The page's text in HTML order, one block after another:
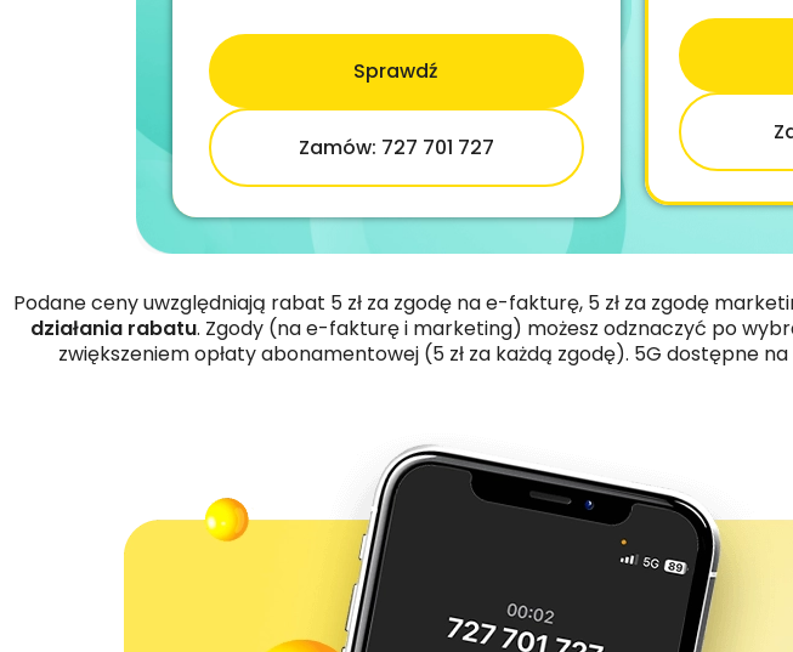
Sprawdź
Zamów: 727 701 727
Podane ceny uwzględniają rabat 5 zł za zgodę na e-fakturę, 5 zł za zgodę
działania rabatu. Zgody (na e-fakturę i marketing) możesz odznaczyć po
zwiększeniem opłaty abonamentowej (5 zł za każdą zgodę). 5G dostępne